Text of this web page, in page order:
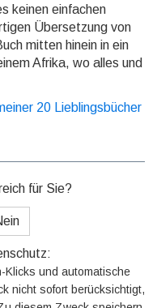
keinen einfachen
Über­setzung von
mitten hinein in ein
Afrika, wo alles und
20 Lieblingsbücher
für Sie?
Klicks und automatische
nicht sofort berücksichtigt,